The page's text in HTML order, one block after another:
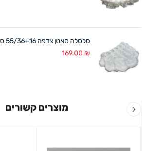
סלסלה סאטן צדפה 55/36+16 ס"מ לבן
169.00 ₪
מוצרים קשורים